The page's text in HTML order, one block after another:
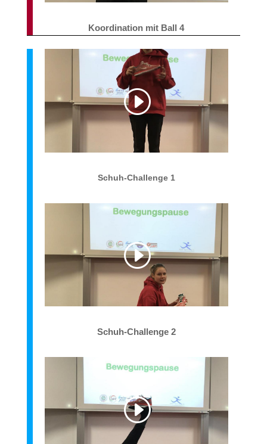
Koordination mit Ball 4
Schuh-Challenge 1
Schuh-Challenge 2